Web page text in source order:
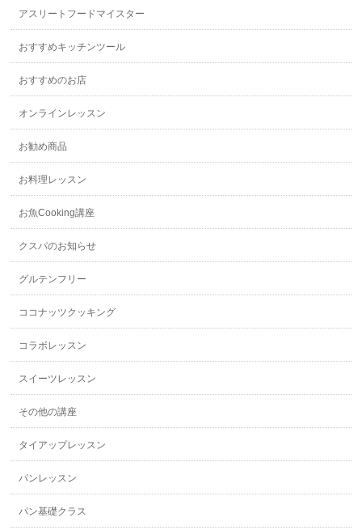
アスリートフードマイスター
おすすめキッチンツール
おすすめのお店
オンラインレッスン
お勧め商品
お料理レッスン
お魚Cooking講座
クスパのお知らせ
グルテンフリー
ココナッツクッキング
コラボレッスン
スイーツレッスン
その他の講座
タイアップレッスン
パンレッスン
パン基礎クラス